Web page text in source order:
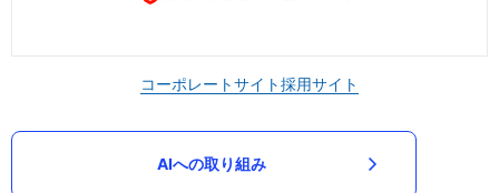
コーポレートサイト採用サイト
AIへの取り組み